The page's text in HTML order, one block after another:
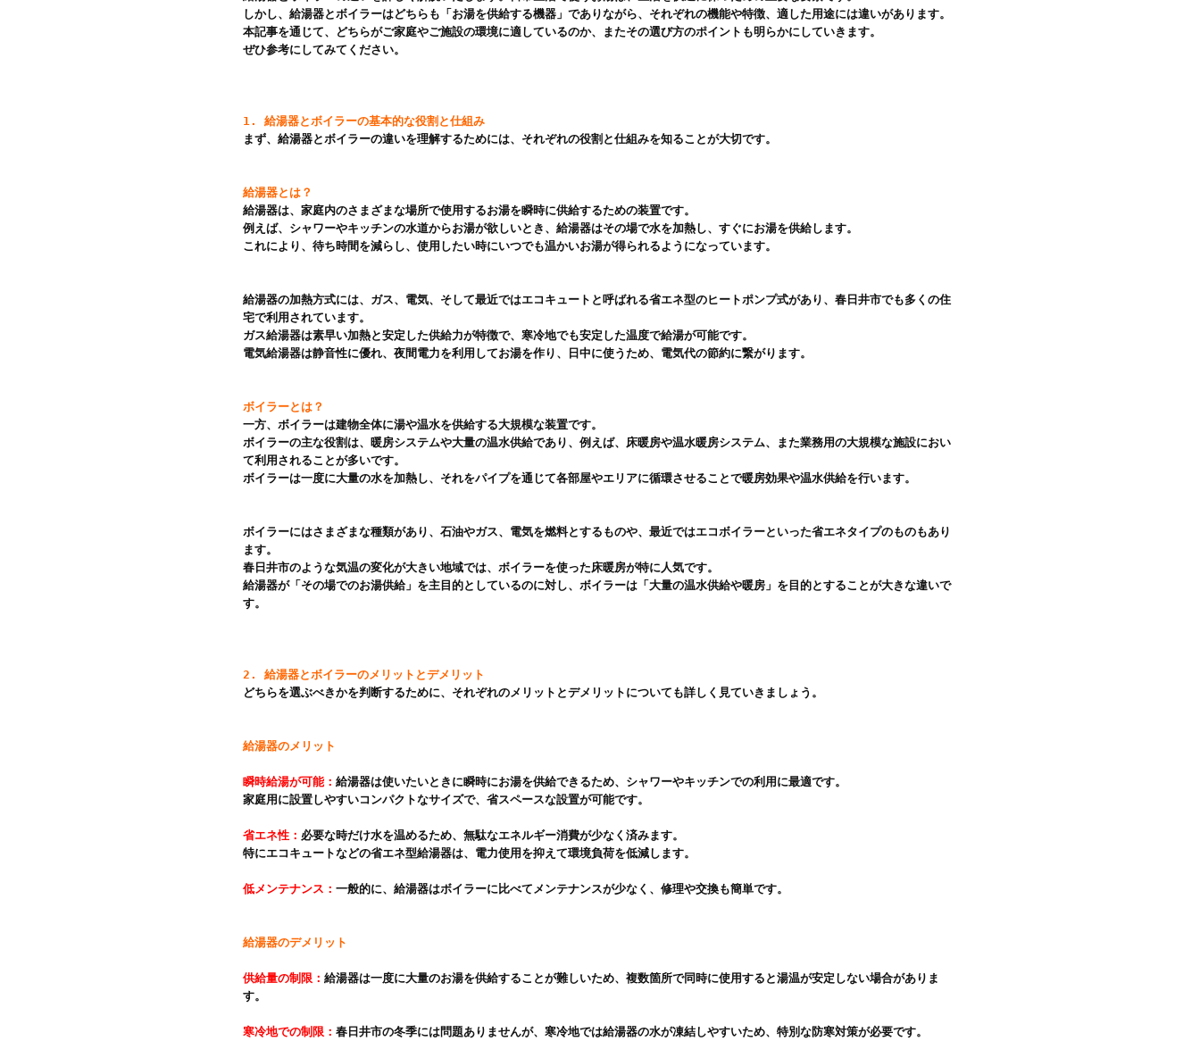
しかし、給湯器とボイラーはどちらも「お湯を供給する機器」でありながら、それぞれの機能や特徴、適した用途には違いがあります。
本記事を通じて、どちらがご家庭やご施設の環境に適しているのか、またその選び方のポイントも明らかにしていきます。
ぜひ参考にしてみてください。
1. 給湯器とボイラーの基本的な役割と仕組み
まず、給湯器とボイラーの違いを理解するためには、それぞれの役割と仕組みを知ることが大切です。
給湯器とは？
給湯器は、家庭内のさまざまな場所で使用するお湯を瞬時に供給するための装置です。
例えば、シャワーやキッチンの水道からお湯が欲しいとき、給湯器はその場で水を加熱し、すぐにお湯を供給します。
これにより、待ち時間を減らし、使用したい時にいつでも温かいお湯が得られるようになっています。
給湯器の加熱方式には、ガス、電気、そして最近ではエコキュートと呼ばれる省エネ型のヒートポンプ式があり、春日井市でも多くの住
宅で利用されています。
ガス給湯器は素早い加熱と安定した供給力が特徴で、寒冷地でも安定した温度で給湯が可能です。
電気給湯器は静音性に優れ、夜間電力を利用してお湯を作り、日中に使うため、電気代の節約に繋がります。
ボイラーとは？
一方、ボイラーは建物全体に湯や温水を供給する大規模な装置です。
ボイラーの主な役割は、暖房システムや大量の温水供給であり、例えば、床暖房や温水暖房システム、また業務用の大規模な施設におい
て利用されることが多いです。
ボイラーは一度に大量の水を加熱し、それをパイプを通じて各部屋やエリアに循環させることで暖房効果や温水供給を行います。
ボイラーにはさまざまな種類があり、石油やガス、電気を燃料とするものや、最近ではエコボイラーといった省エネタイプのものもあり
ます。
春日井市のような気温の変化が大きい地域では、ボイラーを使った床暖房が特に人気です。
給湯器が「その場でのお湯供給」を主目的としているのに対し、ボイラーは「大量の温水供給や暖房」を目的とすることが大きな違いで
す。
2. 給湯器とボイラーのメリットとデメリット
どちらを選ぶべきかを判断するために、それぞれのメリットとデメリットについても詳しく見ていきましょう。
給湯器のメリット
瞬時給湯が可能：給湯器は使いたいときに瞬時にお湯を供給できるため、シャワーやキッチンでの利用に最適です。
家庭用に設置しやすいコンパクトなサイズで、省スペースな設置が可能です。
省エネ性： 必要な時だけ水を温めるため、無駄なエネルギー消費が少なく済みます。
低メンテナンス：
給湯器のデメリット
供給量の制限：給湯器は一度に大量のお湯を供給することが難しいため、複数箇所で同時に使用すると湯温が安定しない場合がありま
す。
寒冷地での制限：春日井市の冬季には問題ありませんが、寒冷地では給湯器の水が凍結しやすいため、特別な防寒対策が必要です。